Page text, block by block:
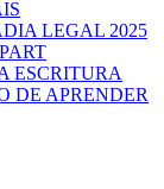
LEGAL 2025
ESCRITURA
DE APRENDER